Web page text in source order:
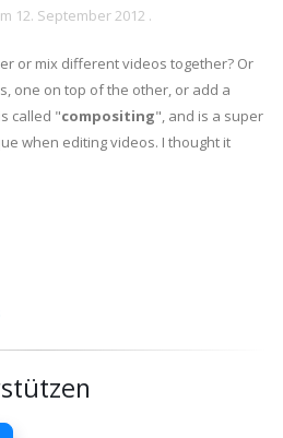
12. September 2012 .
or mix different videos together? Or
one on top of the other, or add a
called "compositing", and is a super
when editing videos. I thought it